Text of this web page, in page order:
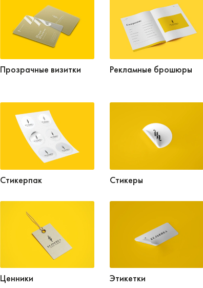
Прозрачные визитки Рекламные брошюры
Стикерпак Стикеры
Ценники Этикетки